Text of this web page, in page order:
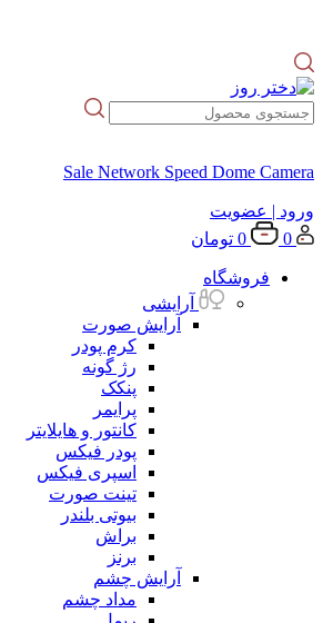
Sale Network Speed Dome Camera
ورود | عضویت
0
0 تومان
فروشگاه
آرایشی
آرایش صورت
کرم پودر
رژ گونه
پنکک
پرایمر
کانتور و هایلایتر
پودر فیکس
اسپری فیکس
تینت صورت
بیوتی بلندر
براش
برنز
آرایش چشم
مداد چشم